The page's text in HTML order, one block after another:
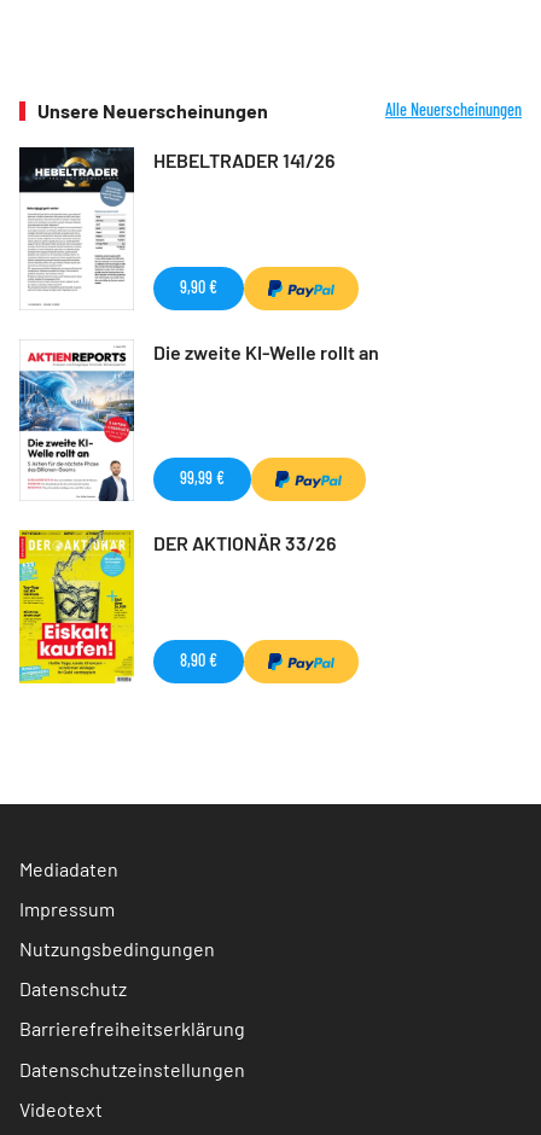
Unsere Neuerscheinungen Alle Neuerscheinungen
HEBELTRADER 141/26
9,90 €
Die zweite KI-Welle rollt an
99,99 €
DER AKTIONÄR 33/26
8,90 €
Mediadaten
Impressum
Nutzungsbedingungen
Datenschutz
Barrierefreiheitserklärung
Datenschutzeinstellungen
Videotext